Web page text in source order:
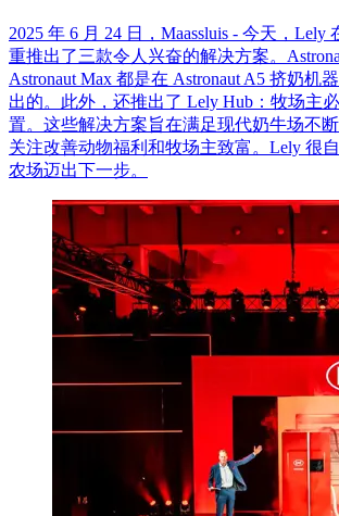
2025 年 6 月 24 日，Maassluis - 今天，Lely
重推出了三款令人兴奋的解决方案。
Astronaut Max 都是在 Astronaut A5 挤奶机
出的。此外，还推出了 Lely Hub：牧场主
置。这些解决方案旨在满足现代奶牛场不
关注改善动物福利和牧场主致富。Lely 很
农场迈出下一步。